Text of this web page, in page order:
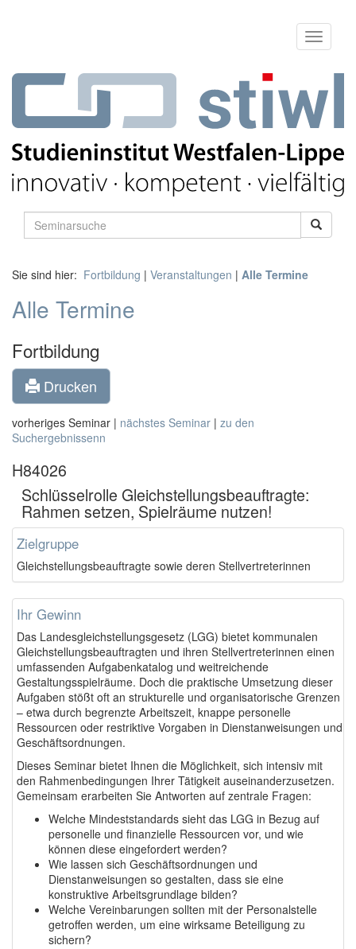
Sie sind hier: Fortbildung | Veranstaltungen | Alle Termine
Alle Termine
Fortbildung
Drucken
vorheriges Seminar | nächstes Seminar | zu den
Suchergebnissenn
H84026
Schlüsselrolle Gleichstellungsbeauftragte:
Rahmen setzen, Spielräume nutzen!
Zielgruppe
Gleichstellungsbeauftragte sowie deren Stellvertreterinnen
Ihr Gewinn
Das Landesgleichstellungsgesetz (LGG) bietet kommunalen
Gleichstellungsbeauftragten und ihren Stellvertreterinnen einen
umfassenden Aufgabenkatalog und weitreichende
Gestaltungsspielräume. Doch die praktische Umsetzung dieser
Aufgaben stößt oft an strukturelle und organisatorische Grenzen
– etwa durch begrenzte Arbeitszeit, knappe personelle
Ressourcen oder restriktive Vorgaben in Dienstanweisungen und
Geschäftsordnungen.
Dieses Seminar bietet Ihnen die Möglichkeit, sich intensiv mit
den Rahmenbedingungen Ihrer Tätigkeit auseinanderzusetzen.
Gemeinsam erarbeiten Sie Antworten auf zentrale Fragen:
Welche Mindeststandards sieht das LGG in Bezug auf
personelle und finanzielle Ressourcen vor, und wie
können diese eingefordert werden?
Wie lassen sich Geschäftsordnungen und
Dienstanweisungen so gestalten, dass sie eine
konstruktive Arbeitsgrundlage bilden?
Welche Vereinbarungen sollten mit der Personalstelle
getroffen werden, um eine wirksame Beteiligung zu
sichern?